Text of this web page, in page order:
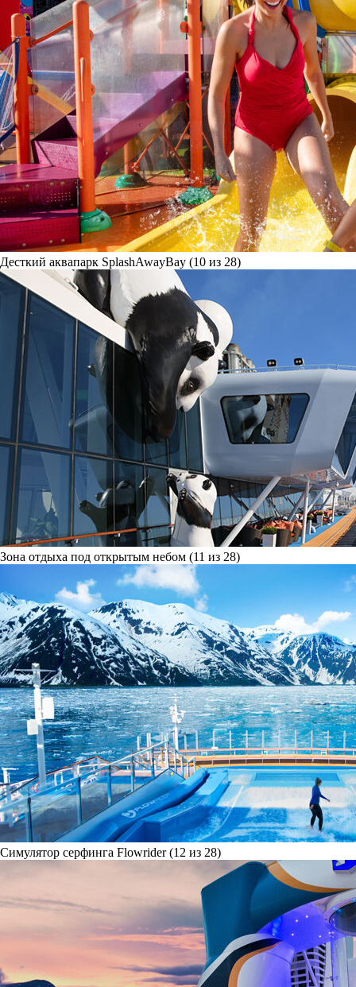
Десткий аквапарк SplashAwayBay (10 из 28)
Зона отдыха под открытым небом (11 из 28)
Симулятор серфинга Flowrider (12 из 28)